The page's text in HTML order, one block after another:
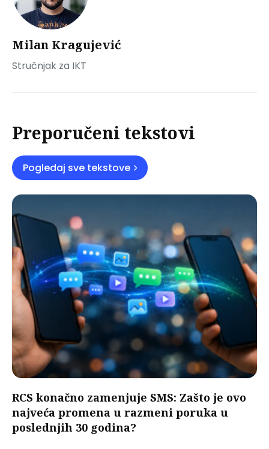
Milan Kragujević
Stručnjak za IKT
Preporučeni tekstovi
Pogledaj sve tekstove
RCS konačno zamenjuje SMS: Zašto je ovo
najveća promena u razmeni poruka u
poslednjih 30 godina?